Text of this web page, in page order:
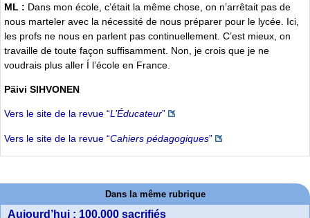
ML : Dans mon école, c’était la même chose, on n’arrêtait pas de
nous marteler avec la nécessité de nous préparer pour le lycée. Ici,
les profs ne nous en parlent pas continuellement. C’est mieux, on
travaille de toute façon suffisamment. Non, je crois que je ne
voudrais plus aller Í l’école en France.
Päivi SIHVONEN
Vers le site de la revue “L’Éducateur”
Vers le site de la revue “Cahiers pédagogiques”
Dans la même rubrique
Aujourd’hui : 100.000 sacrifiés